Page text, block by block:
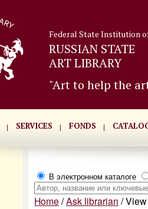
Federal State Institution
RUSSIAN STATE
ART LIBRARY
"Art to help the
SERVICES FONDS
В электронном каталоге
Home/Ask librarian /View